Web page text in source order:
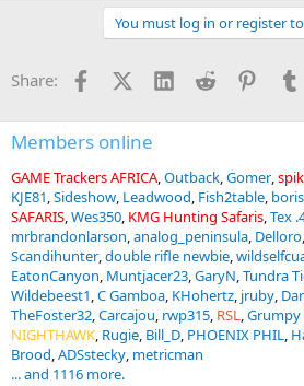
You must log in or register
Share: FacebookX (Twitter)
LinkedInReddit
Members online
GAME Trackers AFRICA Outback Gomer
KJE81 Sideshow Leadwood Fish2table boris
SAFARIS Wes350 KMG Hunting Safaris Tex
mrbrandonlarson analog_peninsula Delloro
Scandihunter double rifle newbie
EatonCanyon Muntjacer23 GaryN Tundra
Wildebeest1 C Gamboa KHohertz jruby
TheFoster32 Carcajou rwp315 RSL
NIGHTHAWK Rugie Bill_D PHOENIX PHIL
Brood ADSstecky metricman
... and 1116 more.